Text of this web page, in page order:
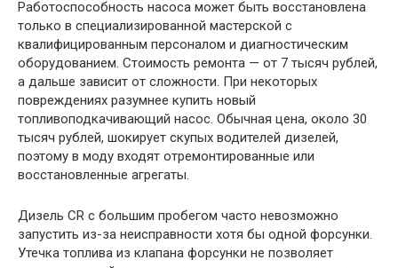
Работоспособность насоса может быть восстановлена
только в специализированной мастерской с
квалифицированным персоналом и диагностическим
оборудованием. Стоимость ремонта — от 7 тысяч рублей,
а дальше зависит от сложности. При некоторых
повреждениях разумнее купить новый
топливоподкачивающий насос. Обычная цена, около 30
тысяч рублей, шокирует скупых водителей дизелей,
поэтому в моду входят отремонтированные или
восстановленные агрегаты.
Дизель CR с большим пробегом часто невозможно
запустить из-за неисправности хотя бы одной форсунки.
Утечка топлива из клапана форсунки не позволяет